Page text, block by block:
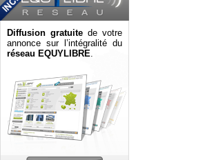
Diffusion gratuite de votre
annonce sur l’intégralité du
réseau EQUYLIBRE.